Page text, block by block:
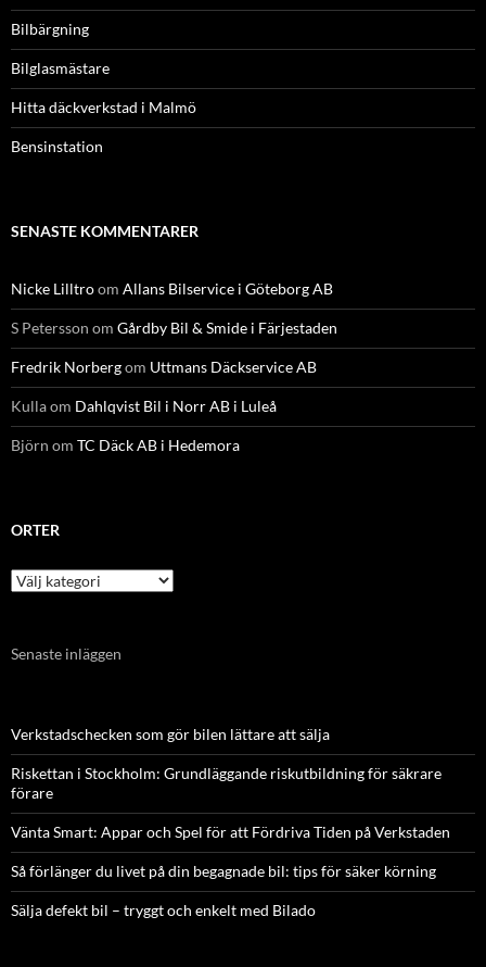
Bilbärgning
Bilglasmästare
Hitta däckverkstad i Malmö
Bensinstation
SENASTE KOMMENTARER
Nicke Lilltroom Allans Bilservice i Göteborg AB
S Petersson om Gårdby Bil & Smide i Färjestaden
Fredrik Norbergom Uttmans Däckservice AB
Kullaom Dahlqvist Bil i Norr AB i Luleå
Björn om TC Däck AB i Hedemora
ORTER
Orter
Senaste inläggen
Verkstadschecken som gör bilen lättare att sälja
Riskettan i Stockholm: Grundläggande riskutbildning för säkrare
förare
Vänta Smart: Appar och Spel för att Fördriva Tiden på Verkstaden
Så förlänger du livet på din begagnade bil: tips för säker körning
Sälja defekt bil – tryggt och enkelt med Bilado